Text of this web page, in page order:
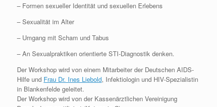
– Formen sexueller Identität und sexuellen Erlebens
– Sexualität im Alter
– Umgang mit Scham und Tabus
– An Sexualpraktiken orientierte STI-Diagnostik denken.
Der Workshop wird von einem Mitarbeiter der Deutschen AIDS-
Hilfe und Frau Dr. Ines Liebold, Infektiologin und HIV-Spezialistin
in Blankenfelde geleitet.
Der Workshop wird von der Kassenärztlichen Vereinigung